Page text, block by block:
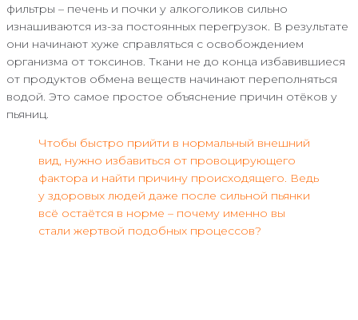
фильтры – печень и почки у алкоголиков сильно
изнашиваются из-за постоянных перегрузок. В результате
они начинают хуже справляться с освобождением
организма от токсинов. Ткани не до конца избавившиеся
от продуктов обмена веществ начинают переполняться
водой. Это самое простое объяснение причин отёков у
пьяниц.
Чтобы быстро прийти в нормальный внешний
вид, нужно избавиться от провоцирующего
фактора и найти причину происходящего. Ведь
у здоровых людей даже после сильной пьянки
всё остаётся в норме – почему именно вы
стали жертвой подобных процессов?